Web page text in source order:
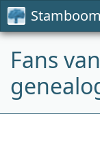
Fans